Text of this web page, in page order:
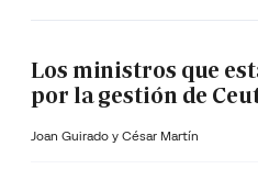
Los ministros que
por la gestión de
Joan Guirado y César Martín